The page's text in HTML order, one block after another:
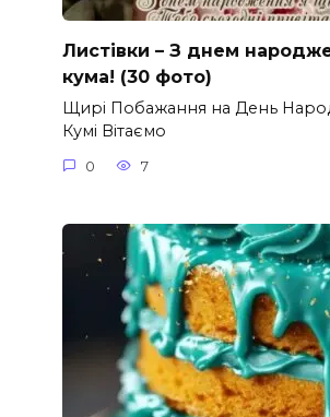
Листівки – З днем
кума! (30 фото)
Щирі Побажання на День
Кумі Вітаємо
0 7